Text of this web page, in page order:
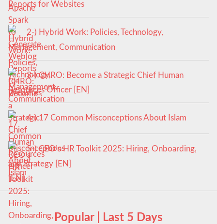
Reports for Websites
2-) Hybrid Work: Policies, Technology,
Management, Communication
3-) CHRO: Become a Strategic Chief Human
Resources Officer [EN]
4-) 17 Common Misconceptions About Islam
5-) CEO’s HR Toolkit 2025: Hiring, Onboarding,
and Strategy [EN]
Popular | Last 5 Days